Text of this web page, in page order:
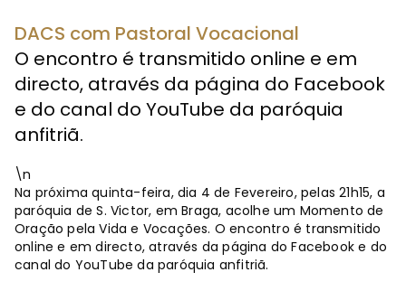
DACS com Pastoral Vocacional
O encontro é transmitido online e em
directo, através da página do Facebook
e do canal do YouTube da paróquia
anfitriã.
\n
Na próxima quinta-feira, dia 4 de Fevereiro, pelas 21h15, a
paróquia de S. Victor, em Braga, acolhe um Momento de
Oração pela Vida e Vocações. O encontro é transmitido
online e em directo, através da página do Facebook e do
canal do YouTube da paróquia anfitriã.